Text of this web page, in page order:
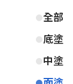
全部
底塗
中塗